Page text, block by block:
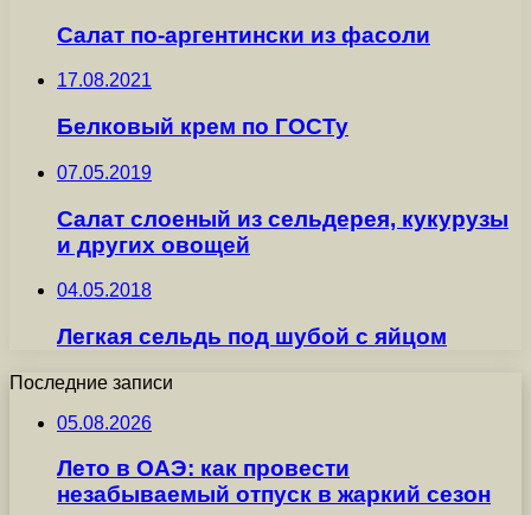
Салат по-аргентински из фасоли
17.08.2021
Белковый крем по ГОСТу
07.05.2019
Салат слоеный из сельдерея, кукурузы
и других овощей
04.05.2018
Легкая сельдь под шубой с яйцом
Последние записи
05.08.2026
Лето в ОАЭ: как провести
незабываемый отпуск в жаркий сезон